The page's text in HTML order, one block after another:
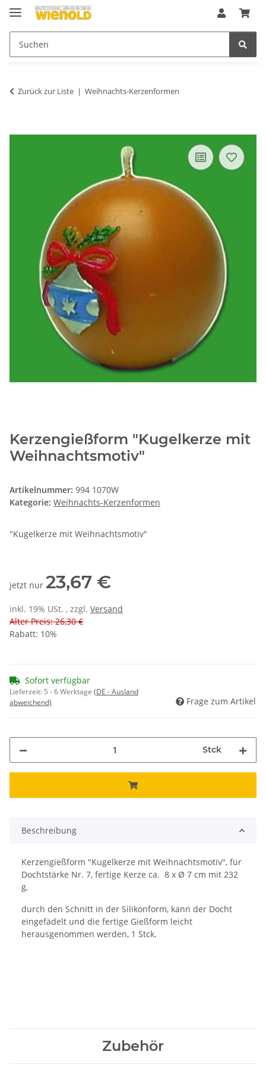
Zurück zur Liste Weihnachts-Kerzenformen
Kerzengießform "Kugelkerze mit
Weihnachtsmotiv"
Artikelnummer: 994 1070W
Kategorie: Weihnachts-Kerzenformen
"Kugelkerze mit Weihnachtsmotiv"
jetzt nur 23,67 €
inkl. 19% USt. , zzgl. Versand
Alter Preis: 26,30 €
Rabatt: 10%
Sofort verfügbar
Lieferzeit: 5 - 6 Werktage (DE - Ausland
abweichend)
Frage zum Artikel
Stck
Beschreibung
Kerzengießform "Kugelkerze mit Weihnachtsmotiv", für
Dochtstärke Nr. 7, fertige Kerze ca. 8 x Ø 7 cm mit 232
g,
durch den Schnitt in der Silikonform, kann der Docht
eingefädelt und die fertige Gießform leicht
herausgenommen werden, 1 Stck.
Zubehör